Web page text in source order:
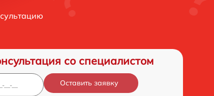
со специалистом
Оставить заявку